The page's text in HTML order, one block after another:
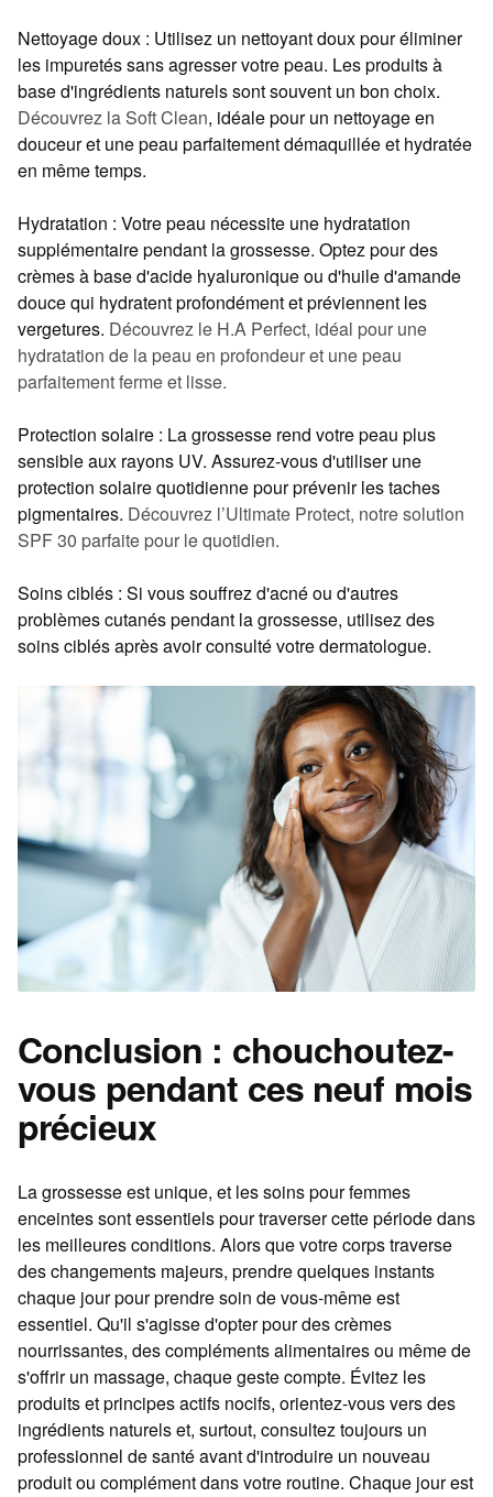
Nettoyage doux : Utilisez un nettoyant doux pour éliminer
les impuretés sans agresser votre peau. Les produits à
base d'ingrédients naturels sont souvent un bon choix.
Découvrez la Soft Clean, idéale pour un nettoyage en
douceur et une peau parfaitement démaquillée et hydratée
en même temps.
Hydratation : Votre peau nécessite une hydratation
supplémentaire pendant la grossesse. Optez pour des
crèmes à base d'acide hyaluronique ou d'huile d'amande
douce qui hydratent profondément et préviennent les
vergetures. Découvrez le H.A Perfect, idéal pour une
hydratation de la peau en profondeur et une peau
parfaitement ferme et lisse.
Protection solaire : La grossesse rend votre peau plus
sensible aux rayons UV. Assurez-vous d'utiliser une
protection solaire quotidienne pour prévenir les taches
pigmentaires. Découvrez l’Ultimate Protect, notre solution
SPF 30 parfaite pour le quotidien.
Soins ciblés : Si vous souffrez d'acné ou d'autres
problèmes cutanés pendant la grossesse, utilisez des
soins ciblés après avoir consulté votre dermatologue.
Conclusion : chouchoutez-
vous pendant ces neuf mois
précieux
La grossesse est unique, et lessoins pour femmes
enceintessont essentiels pour traverser cette période dans
les meilleures conditions. Alors que votre corps traverse
des changements majeurs, prendre quelques instants
chaque jour pour prendre soin de vous-même est
essentiel. Qu'il s'agisse d'opter pour des crèmes
nourrissantes, des compléments alimentaires ou même de
s'offrir un massage, chaque geste compte. Évitez les
produits et principes actifs nocifs, orientez-vous vers des
ingrédients naturels et, surtout, consultez toujours un
professionnel de santé avant d'introduire un nouveau
produit ou complément dans votre routine. Chaque jour est